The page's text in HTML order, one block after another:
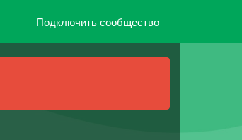
Подключить сообщество